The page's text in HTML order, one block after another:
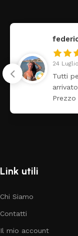
24
Tutti
Link utili
Chi Siamo
Contatti
Il mio account